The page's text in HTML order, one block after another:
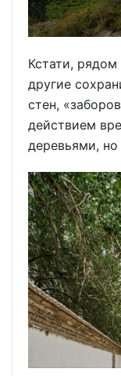
Кстати,
другие
стен,
действием
деревьями,